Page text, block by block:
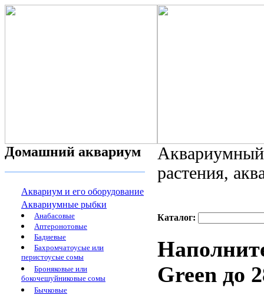
Домашний аквариум
Аквариум и его оборудование
Аквариумные рыбки
Анабасовые
Аптеронотовые
Бадиевые
Бахромчатоусые или
перистоусые сомы
Броняковые или
бокочешуйниковые сомы
Бычковые
растения,
Каталог:
Green до